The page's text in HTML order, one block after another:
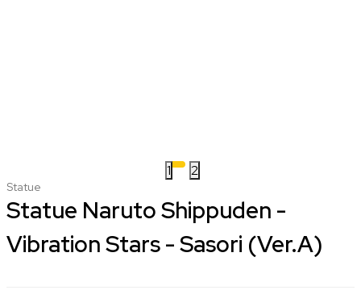
1 2
Statue
Statue Naruto Shippuden -
Vibration Stars - Sasori (Ver.A)